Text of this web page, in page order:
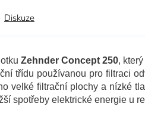
Diskuze
Zehnder Concept 250,
třídu používanou pro filtraci
velké filtrační plochy a nízké
spotřeby elektrické energie u